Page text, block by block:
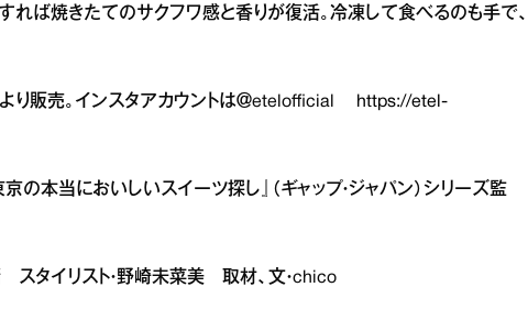
れば焼きたてのサクフワ感と香りが復活。冷凍して食べるのも手で、
り販売。インスタアカウントは＠etelofficial
https://etel-
本当においしいスイーツ探し』（ギャップ・ジャパン）シリーズ監
スタイリスト・野崎未菜美 取材、文・chico